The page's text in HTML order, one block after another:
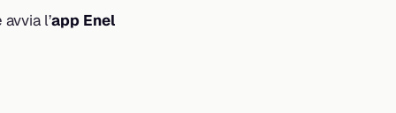
l’app Enel